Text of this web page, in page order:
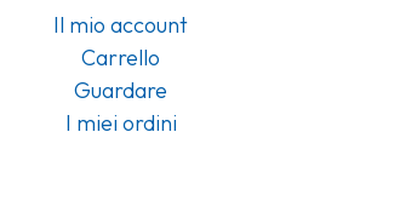
Il mio account
Carrello
Guardare
I miei ordini